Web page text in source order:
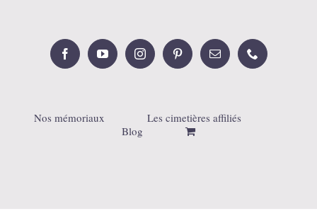
Nos mémoriaux
Les cimetières affiliés
Blog